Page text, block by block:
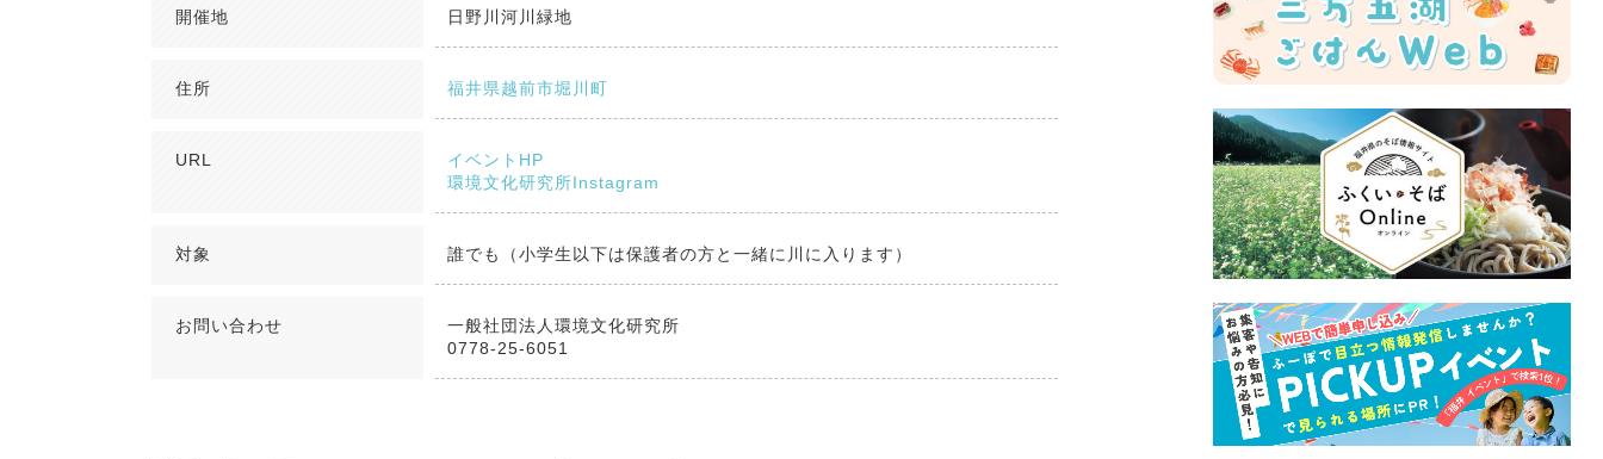
開催地 日野川河川緑地
住所 福井県越前市堀川町
URL
イベントHP
環境文化研究所Instagram
対象 誰でも（小学生以下は保護者の方と一緒に川に入ります）
お問い合わせ
一般社団法人環境文化研究所
0778-25-6051